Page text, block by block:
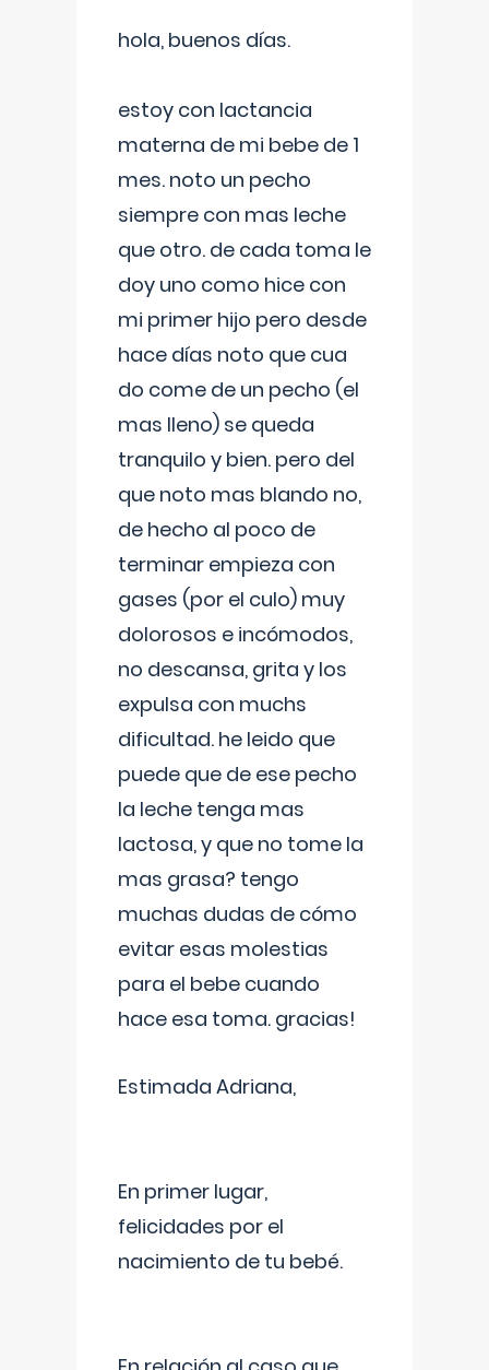
hola, buenos días.
estoy con lactancia
materna de mi bebe de 1
mes. noto un pecho
siempre con mas leche
que otro. de cada toma le
doy uno como hice con
mi primer hijo pero desde
hace días noto que cua
do come de un pecho (el
mas lleno) se queda
tranquilo y bien. pero del
que noto mas blando no,
de hecho al poco de
terminar empieza con
gases (por el culo) muy
dolorosos e incómodos,
no descansa, grita y los
expulsa con muchs
dificultad. he leido que
puede que de ese pecho
la leche tenga mas
lactosa, y que no tome la
mas grasa? tengo
muchas dudas de cómo
evitar esas molestias
para el bebe cuando
hace esa toma. gracias!
Estimada Adriana,
En primer lugar,
felicidades por el
nacimiento de tu bebé.